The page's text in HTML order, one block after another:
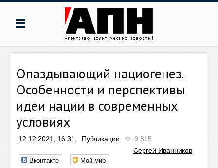
Опаздывающий нациогенез.
Особенности и перспективы
идеи нации в современных
условиях
12.12.2021, 16:31, Публикации
9 815
Сергей Иванников
Вконтакте Мой мир